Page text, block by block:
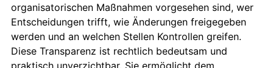
organisatorischen Maßnahmen vorgesehen sind, wer
Entscheidungen trifft, wie Änderungen freigegeben
werden und an welchen Stellen Kontrollen greifen.
Diese Transparenz ist rechtlich bedeutsam und
praktisch unverzichtbar. Sie ermöglicht dem